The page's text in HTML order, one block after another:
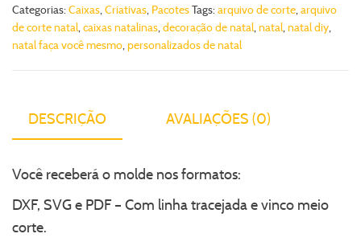
Categorias: Caixas,Criativas, PacotesTags: arquivo de corte,arquivo
de corte natal,caixas natalinas,decoração de natal,natal,natal diy,
natal faça você mesmo,personalizados de natal
DESCRIÇÃO AVALIAÇÕES (0)
Você receberá o molde nos formatos:
DXF, SVG e PDF – Com linha tracejada e vinco meio
corte.